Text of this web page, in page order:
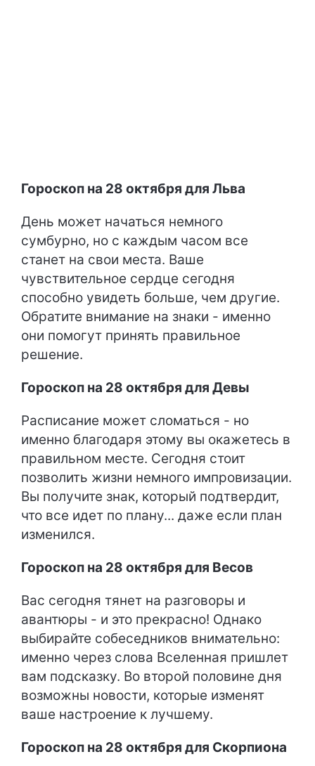
Гороскоп на 28 октября для Льва
День может начаться немного
сумбурно, но с каждым часом все
станет на свои места. Ваше
чувствительное сердце сегодня
способно увидеть больше, чем другие.
Обратите внимание на знаки - именно
они помогут принять правильное
решение.
Гороскоп на 28 октября для Девы
Расписание может сломаться - но
именно благодаря этому вы окажетесь в
правильном месте. Сегодня стоит
позволить жизни немного импровизации.
Вы получите знак, который подтвердит,
что все идет по плану... даже если план
изменился.
Гороскоп на 28 октября для Весов
Вас сегодня тянет на разговоры и
авантюры - и это прекрасно! Однако
выбирайте собеседников внимательно:
именно через слова Вселенная пришлет
вам подсказку. Во второй половине дня
возможны новости, которые изменят
ваше настроение к лучшему.
Гороскоп на 28 октября для Скорпиона